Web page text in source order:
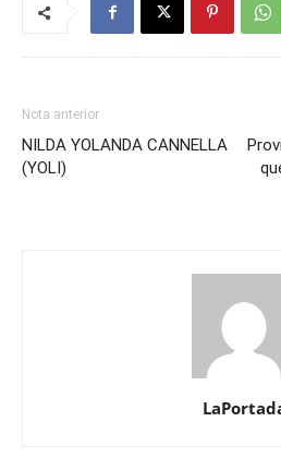
Nota anterior
NILDA YOLANDA CANNELLA
(YOLI)